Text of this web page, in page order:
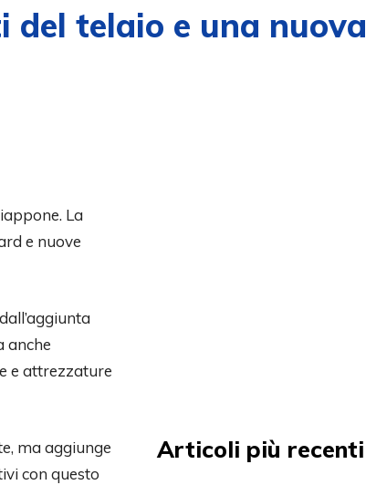
del telaio e una nuova
La
e nuove
anche
e attrezzature
ma aggiunge
con questo
Articoli più recenti